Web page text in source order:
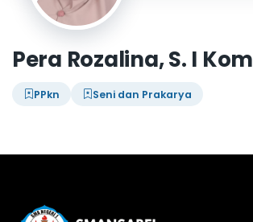
Pera Rozalina, S. I Kom
PPkn Seni dan Prakarya